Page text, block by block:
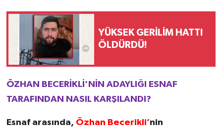
YÜKSEK GERİLİM HATTI
ÖLDÜRDÜ!
ÖZHAN BECERİKLİ’NİN ADAYLIĞI ESNAF
TARAFINDAN NASIL KARŞILANDI?
Esnaf arasında, Özhan Becerikli’nin